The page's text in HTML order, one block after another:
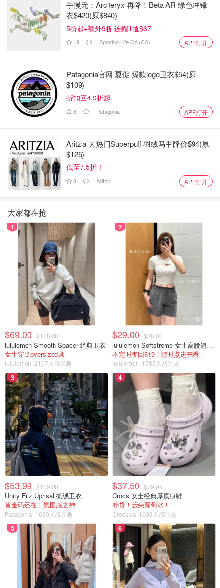
手慢无：Arc'teryx 再降！Beta AR 绿色冲锋
衣$420(原$840)
5折起+额外9折 连帽T恤$67
19 Sporting Life CA (CA) APP打开
Patagonia官网 夏促 爆款logo卫衣$54(原
$109)
折扣区4.9折起
8 Patagonia APP打开
Aritzia 大热门Superpuff 羽绒马甲降价$94(原
$125)
低至7.5折！
8 Aritzia APP打开
大家都在抢
1
$69.00 $128.00
lululemon Smooth Spacer 经典卫衣
女生穿出oversized风
lululemon 2107人感兴趣
2
$29.00 $88.00
lululemon Softstreme 女士高腰短裤 10cm
不定时变回$19！随时点进来看
lululemon 1785人感兴趣
3
$53.99 $109.00
Unity Fitz Uprisal 抓绒卫衣
黄金码还在！氛围感之神
Patagonia 1639人感兴趣
4
$37.50 $79.99
Crocs 女士经典厚底凉鞋
补货！云朵葡萄冰！
Crocs.ca 1608人感兴趣
5 6